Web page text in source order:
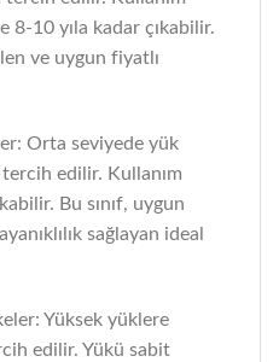
8-10 yıla kadar çıkabilir.
ve uygun fiyatlı
Orta seviyede yük
tercih edilir. Kullanım
Bu sınıf, uygun
sağlayan ideal
Yüksek yüklere
edilir. Yükü sabit